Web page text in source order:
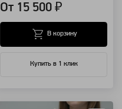
От 15 500 ₽
Купить в 1 клик
В корзину